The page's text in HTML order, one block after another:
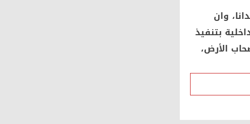
أن الأرض المتعدى عليها تبلغ حوالى 50 فدانا، وان
بتنفيذ
18، 19، 12 لسنة 2023 رأفة بأصحاب الأرض،